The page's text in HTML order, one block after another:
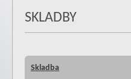
SKLADBY
Skladba